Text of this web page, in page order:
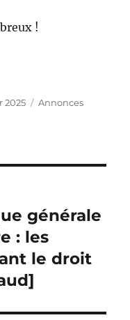
!
2025 Catégories
Annonces
générale
: les
le droit